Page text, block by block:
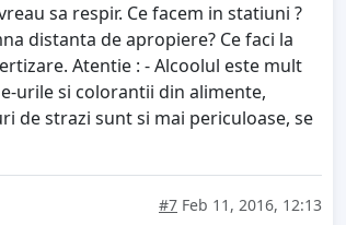
sa respir. Ce facem in statiuni ?
distanta de apropiere? Ce faci la
Atentie : - Alcoolul este mult
urile si colorantii din alimente,
de strazi sunt si mai periculoase, se
#7 Feb 11, 2016, 12:13